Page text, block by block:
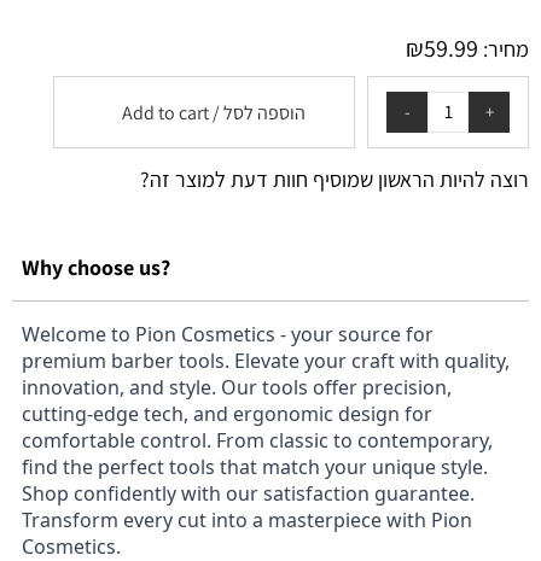
מחיר: ₪59.99
הוספה לסל / Add to cart
רוצה להיות הראשון שמוסיף חוות דעת למוצר זה?
Why choose us?
Welcome to Pion Cosmetics - your source for
premium barber tools. Elevate your craft with quality,
innovation, and style. Our tools offer precision,
cutting-edge tech, and ergonomic design for
comfortable control. From classic to contemporary,
find the perfect tools that match your unique style.
Shop confidently with our satisfaction guarantee.
Transform every cut into a masterpiece with Pion
Cosmetics.